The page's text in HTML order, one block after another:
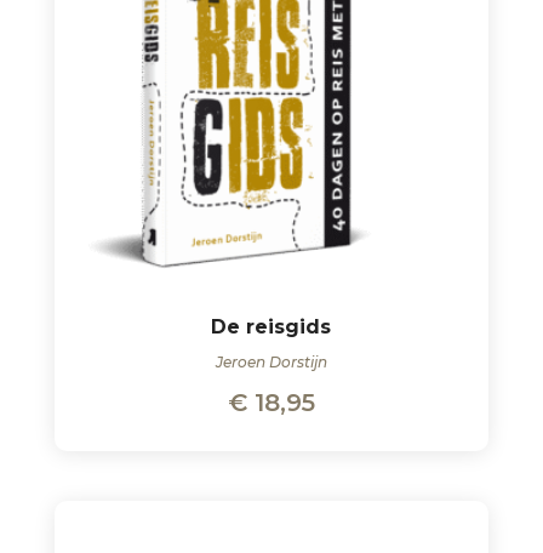
De reisgids
Jeroen Dorstijn
€18,95